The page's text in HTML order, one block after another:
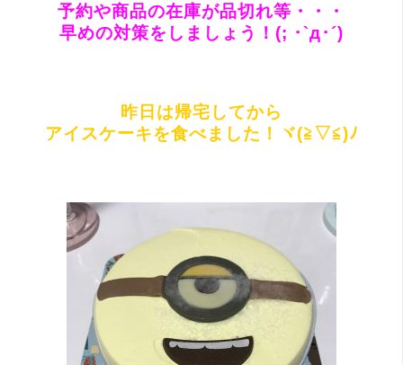
予約や商品の在庫が品切れ等・・・
早めの対策をしましょう！(; ･`д･´)
昨日は帰宅してから
アイスケーキを食べました！ヾ(≧▽≦)ﾉ